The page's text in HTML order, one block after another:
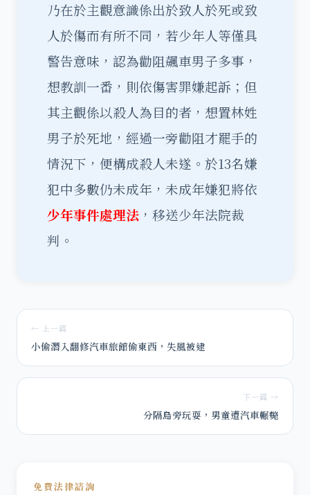
乃在於主觀意識係出於致人於死或致
人於傷而有所不同，若少年人等僅具
警告意味，認為勸阻飆車男子多事，
想教訓一番，則依傷害罪嫌起訴；但
其主觀係以殺人為目的者，想置林姓
男子於死地，經過一旁勸阻才罷手的
情況下，便構成殺人未遂。於13名嫌
犯中多數仍未成年，未成年嫌犯將依
少年事件處理法 ，移送少年法院裁
判。
← 上一篇
小偷潛入翻修汽車旅館偷東西，失風被逮
下一篇 →
分隔島旁玩耍，男童遭汽車輾斃
免費法律諮詢